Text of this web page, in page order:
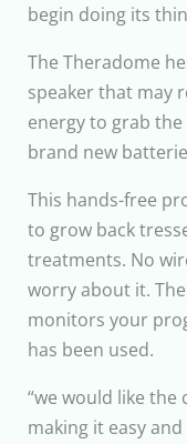
begin doing its
The Theradome
speaker that may
energy to grab
brand new
This hands-free
to grow back
treatments. No
worry about it.
monitors your
has been used.
“we would like
making it easy